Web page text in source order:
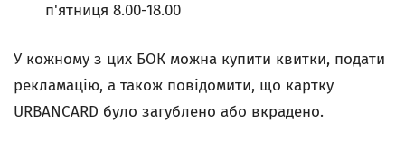
п'ятниця 8.00-18.00
У кожному з цих БОК можна купити квитки, подати
рекламацію, а також повідомити, що картку
URBANCARD було загублено або вкрадено.